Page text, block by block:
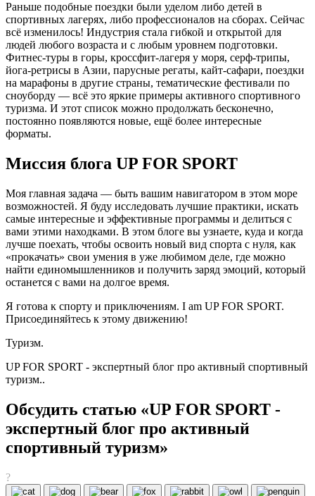
Раньше подобные поездки были уделом либо детей в
спортивных лагерях, либо профессионалов на сборах. Сейчас
всё изменилось! Индустрия стала гибкой и открытой для
людей любого возраста и с любым уровнем подготовки.
Фитнес-туры в горы, кроссфит-лагеря у моря, серф-трипы,
йога-ретрисы в Азии, парусные регаты, кайт-сафари, поездки
на марафоны в другие страны, тематические фестивали по
сноуборду — всё это яркие примеры активного спортивного
туризма. И этот список можно продолжать бесконечно,
постоянно появляются новые, ещё более интересные
форматы.
Миссия блога UP FOR SPORT
Моя главная задача — быть вашим навигатором в этом море
возможностей. Я буду исследовать лучшие практики, искать
самые интересные и эффективные программы и делиться с
вами этими находками. В этом блоге вы узнаете, куда и когда
лучше поехать, чтобы освоить новый вид спорта с нуля, как
«прокачать» свои умения в уже любимом деле, где можно
найти единомышленников и получить заряд эмоций, который
останется с вами на долгое время.
Я готова к спорту и приключениям. I am UP FOR SPORT.
Присоединяйтесь к этому движению!
Туризм.
UP FOR SPORT - экспертный блог про активный спортивный
туризм..
Обсудить статью «UP FOR SPORT -
экспертный блог про активный
спортивный туризм»
?